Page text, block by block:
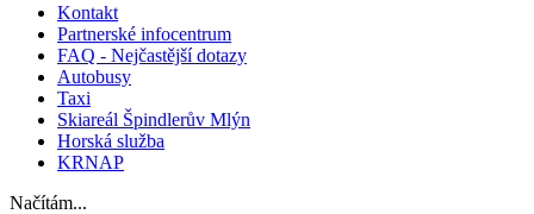
Kontakt
Partnerské infocentrum
FAQ - Nejčastější dotazy
Autobusy
Taxi
Skiareál Špindlerův Mlýn
Horská služba
KRNAP
Načítám...